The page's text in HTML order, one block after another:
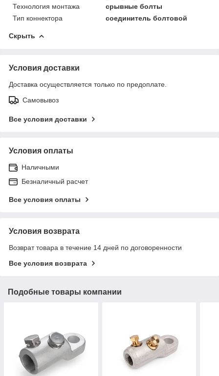
Технология монтажа
срывные болты
Тип коннектора
соединитель болтовой
Скрыть
Условия доставки
Доставка осуществляется только по предоплате.
Самовывоз
Все условия доставки
Условия оплаты
Наличными
Безналичный расчет
Все условия оплаты
Условия возврата
Возврат товара в течение 14 дней по договоренности
Все условия возврата
Подобные товары компании